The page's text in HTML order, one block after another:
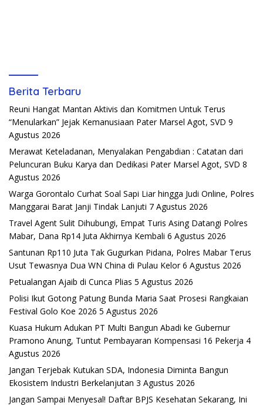
Berita Terbaru
Reuni Hangat Mantan Aktivis dan Komitmen Untuk Terus
“Menularkan” Jejak Kemanusiaan Pater Marsel Agot, SVD 9
Agustus 2026
Merawat Keteladanan, Menyalakan Pengabdian : Catatan dari
Peluncuran Buku Karya dan Dedikasi Pater Marsel Agot, SVD 8
Agustus 2026
Warga Gorontalo Curhat Soal Sapi Liar hingga Judi Online, Polres
Manggarai Barat Janji Tindak Lanjuti 7 Agustus 2026
Travel Agent Sulit Dihubungi, Empat Turis Asing Datangi Polres
Mabar, Dana Rp14 Juta Akhirnya Kembali 6 Agustus 2026
Santunan Rp110 Juta Tak Gugurkan Pidana, Polres Mabar Terus
Usut Tewasnya Dua WN China di Pulau Kelor 6 Agustus 2026
Petualangan Ajaib di Cunca Plias 5 Agustus 2026
Polisi Ikut Gotong Patung Bunda Maria Saat Prosesi Rangkaian
Festival Golo Koe 2026 5 Agustus 2026
Kuasa Hukum Adukan PT Multi Bangun Abadi ke Gubernur
Pramono Anung, Tuntut Pembayaran Kompensasi 16 Pekerja 4
Agustus 2026
Jangan Terjebak Kutukan SDA, Indonesia Diminta Bangun
Ekosistem Industri Berkelanjutan 3 Agustus 2026
Jangan Sampai Menyesal! Daftar BPJS Kesehatan Sekarang, Ini